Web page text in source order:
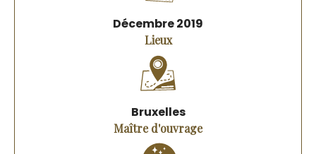
Décembre 2019
Lieux
Bruxelles
Maître d'ouvrage